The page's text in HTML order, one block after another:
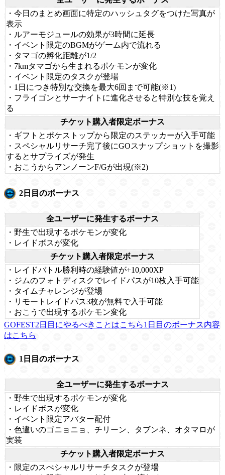
・今日のまとめ画面に特定のハッシュタグをつけた写真が
表示
・ルアーモジュールの効果が3時間に延長
・イベント限定のBGMがゲーム内で流れる
・タマゴの孵化距離が1/2
・7kmタマゴから生まれるポケモンが変化
・イベント限定のタスクが登場
・1日につき特別な交換を最大6回まで可能(※1)
・フライゴンとサーナイトに進化させると特別な技を覚え
る
チケット購入者限定ボーナス
・ギフトとポケストップから限定のステッカーが入手可能
・スペシャルリサーチ完了後にGOスナップショットを撮影
するとサプライズが発生
・おこうからアンノーンF/Gが出現(※2)
2日目のボーナス
全ユーザーに発生するボーナス
・野生で出現するポケモンが変化
・レイドボスが変化
チケット購入者限定ボーナス
・レイドバトル勝利時の経験値が+10,000XP
・ジムのフォトディスクでレイドパスが10枚入手可能
・タイムチャレンジが登場
・リモートレイドパス3枚が無料で入手可能
・おこうで出現するポケモン変化
GOFEST2日目にやるべきことはこちら1日目のボーナス内容
はこちら
1日目のボーナス
全ユーザーに発生するボーナス
・野生で出現するポケモンが変化
・レイドボスが変化
・イベント限定アバター配付
・色違いのゴニョニョ、チリーン、タブンネ、オタマロが
実装
チケット購入者限定ボーナス
・限定のスぺシャルリサーチタスクが登場